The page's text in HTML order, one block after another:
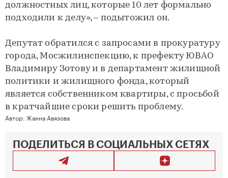
должностных лиц, которые 10 лет формально
подходили к делу», – подытожил он.
Депутат обратился с запросами в прокуратуру
города, Мосжилинспекцию, к префекту ЮВАО
Владимиру Зотову и в департамент жилищной
политики и жилищного фонда, который
является собственником квартиры, с просьбой
в кратчайшие сроки решить проблему.
Автор: Жанна Авязова
ПОДЕЛИТЬСЯ В СОЦИАЛЬНЫХ СЕТЯХ